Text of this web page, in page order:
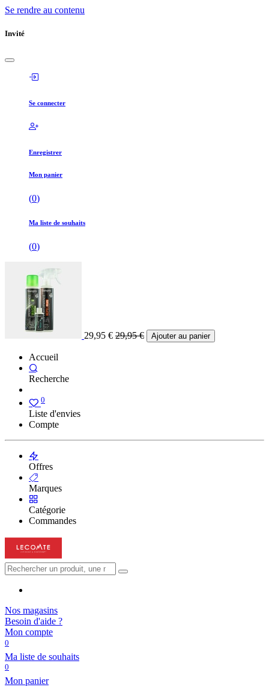
Se rendre au contenu
Invité
Se connecter
Enregistrer
Mon panier
(0)
Ma liste de souhaits
(0)
29,95 € 29,95€ Ajouter au panier
Accueil
Recherche
0
Liste d'envies
Compte
Offres
Marques
Catégorie
Commandes
Nos magasins
Besoin d'aide ?
Mon compte
0
Ma liste de souhaits
0
Mon panier